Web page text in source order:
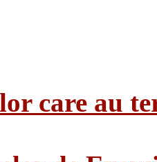
care au